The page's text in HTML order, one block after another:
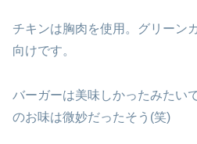
チキンは胸肉を使用。グリーン
向けです。
バーガーは美味しかったみたい
のお味は微妙だったそう(笑)